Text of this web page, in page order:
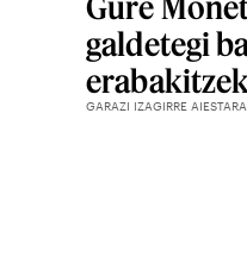
galdetegi
GARAZI IZAGIRRE